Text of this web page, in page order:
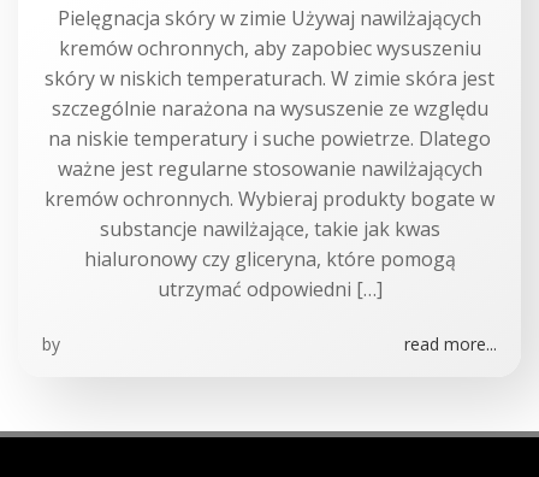
Pielęgnacja skóry w zimie Używaj nawilżających
kremów ochronnych, aby zapobiec wysuszeniu
skóry w niskich temperaturach. W zimie skóra jest
szczególnie narażona na wysuszenie ze względu
na niskie temperatury i suche powietrze. Dlatego
ważne jest regularne stosowanie nawilżających
kremów ochronnych. Wybieraj produkty bogate w
substancje nawilżające, takie jak kwas
hialuronowy czy gliceryna, które pomogą
utrzymać odpowiedni […]
by read more...